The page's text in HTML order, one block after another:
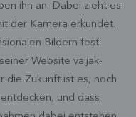
ihn an. Dabei zieht es
der Kamera erkundet.
Bildern fest.
Website valjak-
die Zukunft ist es, noch
und dass